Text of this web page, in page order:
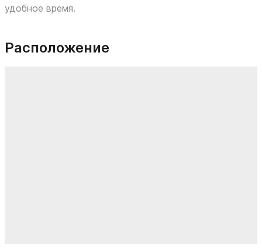
удобное время.
Расположение